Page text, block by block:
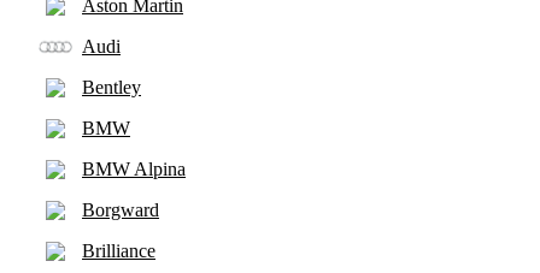
Aston Martin
Audi
Bentley
BMW
BMW Alpina
Borgward
Brilliance